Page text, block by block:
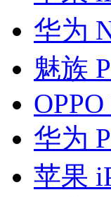
华为
魅族
OPPO
华为
苹果